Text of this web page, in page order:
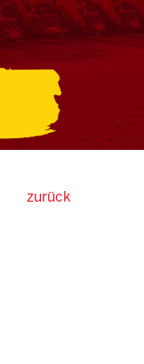
zurück